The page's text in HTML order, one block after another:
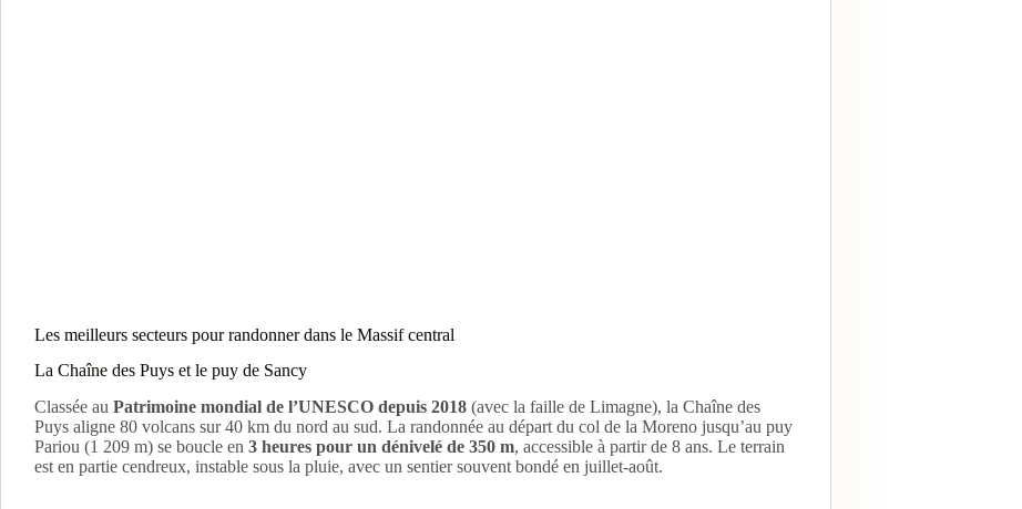
Les meilleurs secteurs pour randonner dans le Massif central
La Chaîne des Puys et le puy de Sancy
Classée au Patrimoine mondial de l’UNESCO depuis 2018 (avec la faille de Limagne), la Chaîne des
Puys aligne 80 volcans sur 40 km du nord au sud. La randonnée au départ du col de la Moreno jusqu’au puy
Pariou (1 209 m) se boucle en 3 heures pour un dénivelé de 350 m, accessible à partir de 8 ans. Le terrain
est en partie cendreux, instable sous la pluie, avec un sentier souvent bondé en juillet-août.